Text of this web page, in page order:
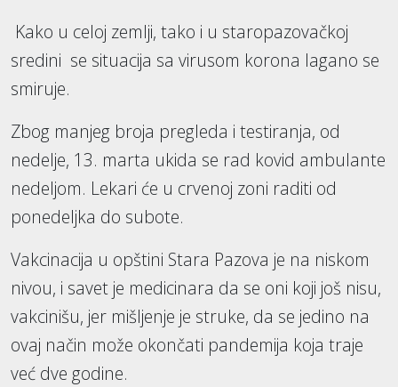
Kako u celoj zemlji, tako i u staropazovačkoj
sredini se situacija sa virusom korona lagano se
smiruje.
Zbog manjeg broja pregleda i testiranja, od
nedelje, 13. marta ukida se rad kovid ambulante
nedeljom. Lekari će u crvenoj zoni raditi od
ponedeljka do subote.
Vakcinacija u opštini Stara Pazova je na niskom
nivou, i savet je medicinara da se oni koji još nisu,
vakcinišu, jer mišljenje je struke, da se jedino na
ovaj način može okončati pandemija koja traje
već dve godine.